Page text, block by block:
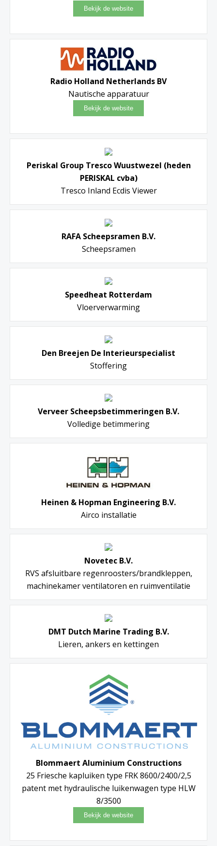
Radio Holland Netherlands BV
Nautische apparatuur
Periskal Group Tresco Wuustwezel (heden
PERISKAL cvba)
Tresco Inland Ecdis Viewer
RAFA Scheepsramen B.V.
Scheepsramen
Speedheat Rotterdam
Vloerverwarming
Den Breejen De Interieurspecialist
Stoffering
Verveer Scheepsbetimmeringen B.V.
Volledige betimmering
Heinen & Hopman Engineering B.V.
Airco installatie
Novetec B.V.
RVS afsluitbare regenroosters/brandkleppen,
machinekamer ventilatoren en ruimventilatie
DMT Dutch Marine Trading B.V.
Lieren, ankers en kettingen
Blommaert Aluminium Constructions
25 Friesche kapluiken type FRK 8600/2400/2,5
patent met hydraulische luikenwagen type HLW
8/3500